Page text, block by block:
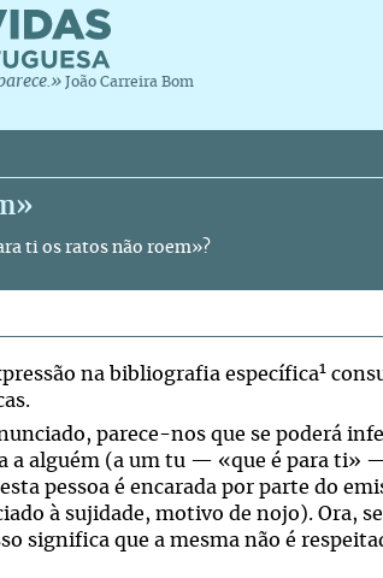
João Carreira Bom
ti os ratos não roem»?
na bibliografia específica1
parece-nos que se poderá
a alguém (a um tu — «que é para ti»
pessoa é encarada por parte do
à sujidade, motivo de nojo). Ora,
significa que a mesma não é